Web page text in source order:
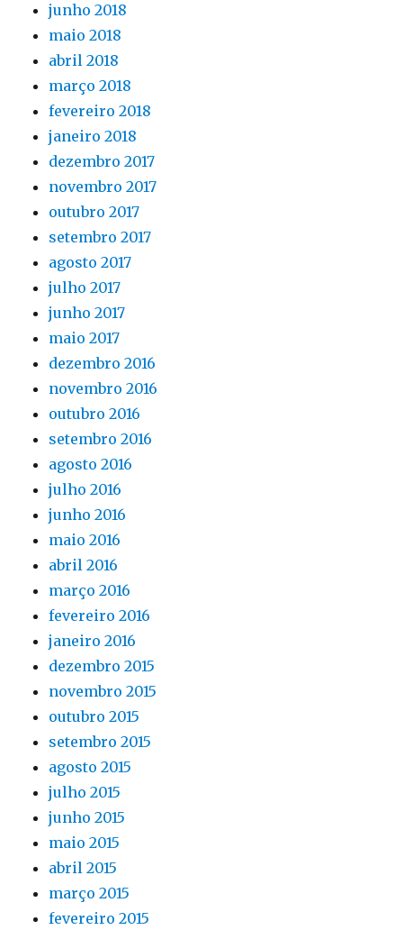
junho 2018
maio 2018
abril 2018
março 2018
fevereiro 2018
janeiro 2018
dezembro 2017
novembro 2017
outubro 2017
setembro 2017
agosto 2017
julho 2017
junho 2017
maio 2017
dezembro 2016
novembro 2016
outubro 2016
setembro 2016
agosto 2016
julho 2016
junho 2016
maio 2016
abril 2016
março 2016
fevereiro 2016
janeiro 2016
dezembro 2015
novembro 2015
outubro 2015
setembro 2015
agosto 2015
julho 2015
junho 2015
maio 2015
abril 2015
março 2015
fevereiro 2015